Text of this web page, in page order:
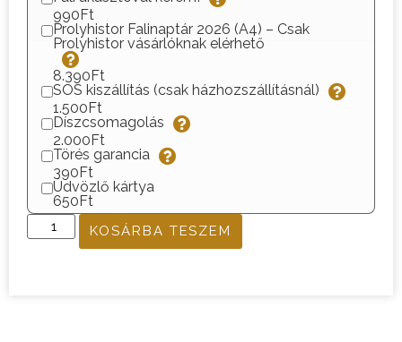
990Ft
Prolyhistor Falinaptár 2026 (A4) – Csak
Prolyhistor vásárlóknak elérhető
8.390Ft
SOS kiszállítás (csak házhozszállításnál)
1.500Ft
Díszcsomagolás
2.000Ft
Törés garancia
390Ft
Üdvözlő kártya
650Ft
KOSÁRBA TESZEM